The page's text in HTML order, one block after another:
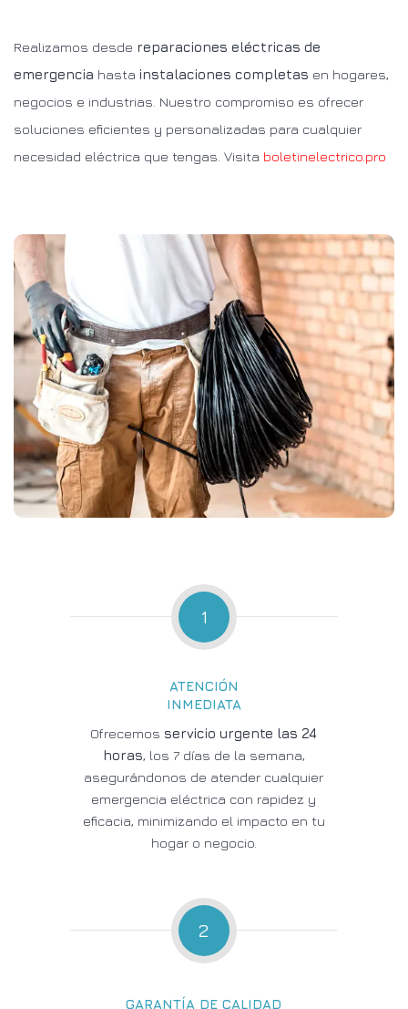
Realizamos desde reparaciones eléctricas de
emergencia hasta instalaciones completas en hogares,
negocios e industrias. Nuestro compromiso es ofrecer
soluciones eficientes y personalizadas para cualquier
necesidad eléctrica que tengas. Visita boletinelectrico.pro
1
ATENCIÓN
INMEDIATA
Ofrecemos servicio urgente las 24
horas, los 7 días de la semana,
asegurándonos de atender cualquier
emergencia eléctrica con rapidez y
eficacia, minimizando el impacto en tu
hogar o negocio.
2
GARANTÍA DE CALIDAD